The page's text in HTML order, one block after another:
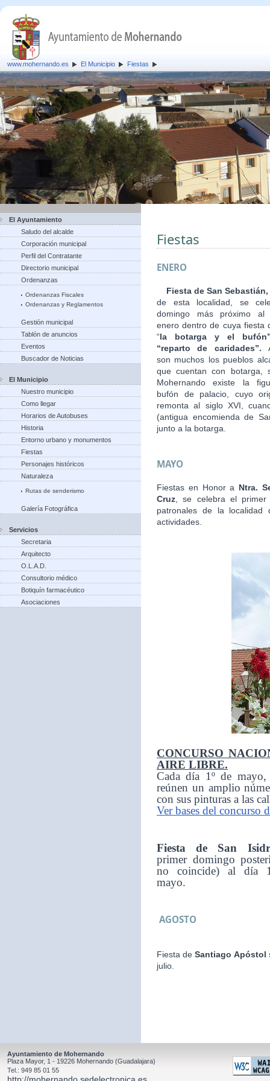
www.mohernando.es El Municipio Fiestas
El Ayuntamiento
Saludo del alcalde
Corporación municipal
Perfil del Contratante
Directorio municipal
Ordenanzas
Ordenanzas Fiscales
Ordenanzas y Reglamentos
Gestión municipal
Tablón de anuncios
Eventos
Buscador de Noticias
El Municipio
Nuestro municipio
Como llegar
Horarios de Autobuses
Historia
Entorno urbano y monumentos
Fiestas
Personajes históricos
Naturaleza
Rutas de senderismo
Galería Fotográfica
Servicios
Secretaria
Arquitecto
O.L.A.D.
Consultorio médico
Botiquín farmacéutico
Asociaciones
Fiestas
ENERO
Fiesta de San Sebastián,
de esta localidad, se
domingo más próximo
enero dentro de cuya fiesta
“la botarga
y el
“reparto de caridades”.
son muchos los pueblos
que cuentan con botarga,
Mohernando existe la
bufón de palacio, cuyo
remonta al siglo XVI,
(antigua encomienda de
junto a la botarga.
MAYO
Fiestas en Honor a Ntra.
Cruz , se celebra el
patronales de la
actividades.
CONCURSO
AIRE LIBRE.
Cada día 1º de mayo,
reúnen un amplio
con sus pinturas a las
Ver bases del concurso
Fiesta de San
primer domingo
no coincide) al día
mayo.
AGOSTO
Fiesta deSantiago Apóstol
julio.
Ayuntamiento de Mohernando
Plaza Mayor, 1 - 19226 Mohernando (Guadalajara)
Tel.: 949 85 01 55